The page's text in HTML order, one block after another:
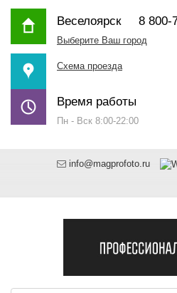
Веселоярск8 800-
Выберите Ваш город
Схема проезда
Время работы
Пн - Вск 8:00-22:00
info@magprofoto.ru